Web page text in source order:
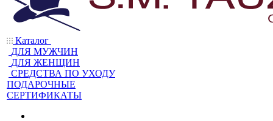
Каталог
ДЛЯ МУЖЧИН
ДЛЯ ЖЕНЩИН
CРЕДСТВА ПО УХОДУ
ПОДАРОЧНЫЕ
СЕРТИФИКАТЫ